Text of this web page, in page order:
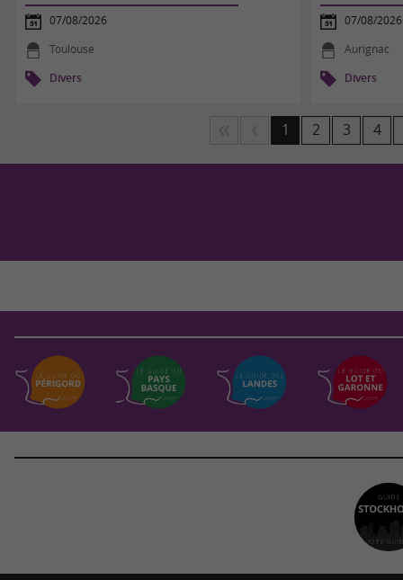
07/08/2026
Toulouse
Divers
07/08/2026
Aurignac
Divers
1 2 3 4